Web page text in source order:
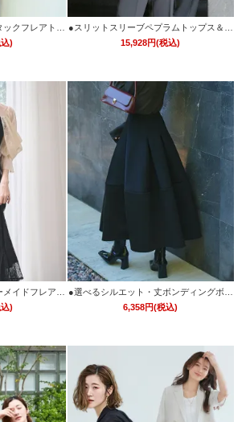
ックフレアトッ
スリムテーパ
)
●スリットスリーブペプラムトップス＆テ
ーパードパンツセットアップ「PA1413」/
婚式・披露宴・同窓会などお呼ばれ対応
15,928円(税込)
イドフレアワ
/ 結婚式・披露
)
●選べるシルエット・丈ボンディングボリ
ュームスカート「BSK1396」/
6,358円(税込)